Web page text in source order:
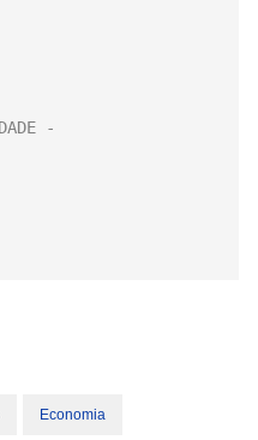
Economia